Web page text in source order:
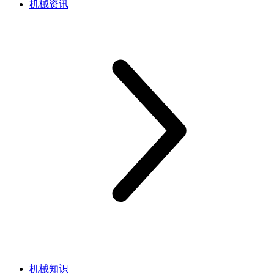
机械资讯
机械知识